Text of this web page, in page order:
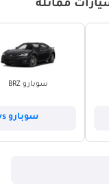
سوبارو BRZ
سوبارو BRZ vs فورد موستانج